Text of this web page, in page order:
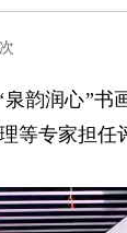
次
韵润心”书
等专家担任